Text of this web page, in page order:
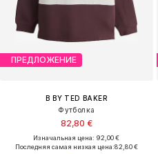
ПРЕДЛОЖЕНИЕ
B BY TED BAKER
Футболка
82,80 €
Изначальная цена: 92,00 €
Последняя самая низкая цена:82,80 €